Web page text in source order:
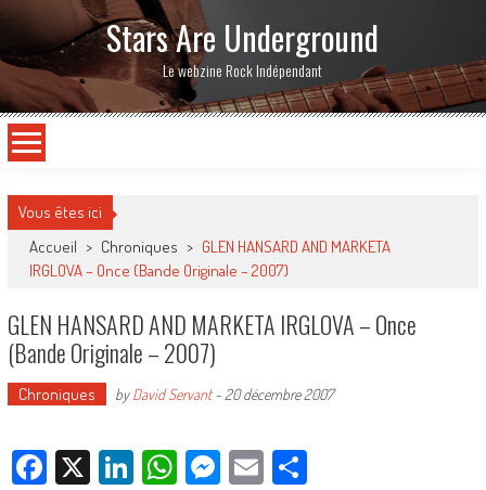
Stars Are Underground
Le webzine Rock Indépendant
Vous êtes ici
Accueil > Chroniques > GLEN HANSARD AND MARKETA
IRGLOVA – Once (Bande Originale – 2007)
GLEN HANSARD AND MARKETA IRGLOVA – Once
(Bande Originale – 2007)
Chroniques byDavid Servant- 20 décembre 2007
Facebook
X LinkedIn
WhatsApp
Messenger
EmailPartager